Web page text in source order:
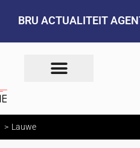
BRU ACTUALITEIT
Lauwe